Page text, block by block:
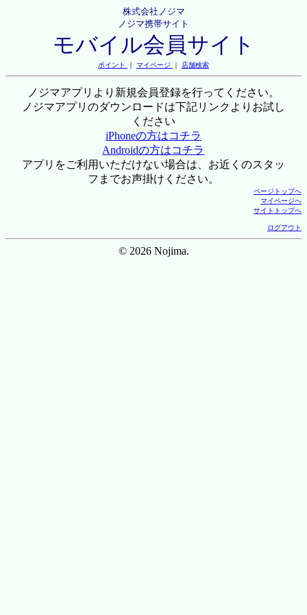
株式会社ノジマ
ノジマ携帯サイト
モバイル会員サイト
ポイント ｜ マイページ ｜ 店舗検索
ノジマアプリより新規会員登録を行ってください。
ノジマアプリのダウンロードは下記リンクよりお試し
ください
iPhoneの方はコチラ
Androidの方はコチラ
アプリをご利用いただけない場合は、お近くのスタッ
フまでお声掛けください。
ページトップへ
マイページへ
サイトトップへ
ログアウト
© 2026 Nojima.